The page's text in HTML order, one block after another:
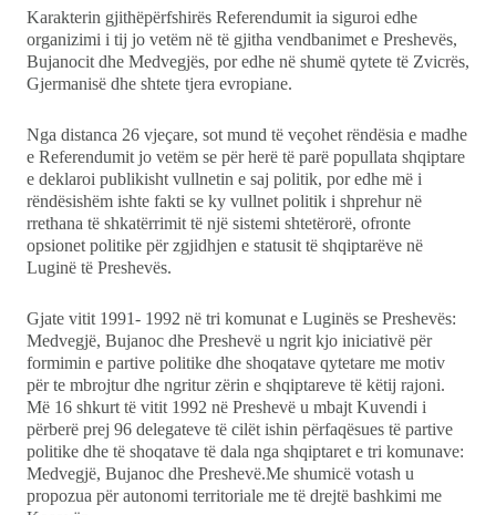
Karakterin gjithëpërfshirës Referendumit ia siguroi edhe
organizimi i tij jo vetëm në të gjitha vendbanimet e Preshevës,
Bujanocit dhe Medvegjës, por edhe në shumë qytete të Zvicrës,
Gjermanisë dhe shtete tjera evropiane.
Nga distanca 26 vjeçare, sot mund të veçohet rëndësia e madhe
e Referendumit jo vetëm se për herë të parë popullata shqiptare
e deklaroi publikisht vullnetin e saj politik, por edhe më i
rëndësishëm ishte fakti se ky vullnet politik i shprehur në
rrethana të shkatërrimit të një sistemi shtetërorë, ofronte
opsionet politike për zgjidhjen e statusit të shqiptarëve në
Luginë të Preshevës.
Gjate vitit 1991- 1992 në tri komunat e Luginës se Preshevës:
Medvegjë, Bujanoc dhe Preshevë u ngrit kjo iniciativë për
formimin e partive politike dhe shoqatave qytetare me motiv
për te mbrojtur dhe ngritur zërin e shqiptareve të këtij rajoni.
Më 16 shkurt të vitit 1992 në Preshevë u mbajt Kuvendi i
përberë prej 96 delegateve të cilët ishin përfaqësues të partive
politike dhe të shoqatave të dala nga shqiptaret e tri komunave:
Medvegjë, Bujanoc dhe Preshevë.Me shumicë votash u
propozua për autonomi territoriale me të drejtë bashkimi me